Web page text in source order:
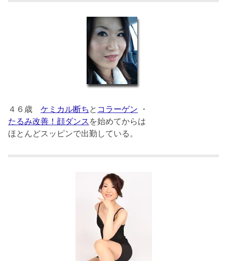
４６歳 ケミカル断ち と コラーゲン ・
たるみ改善！顔ダンス を始めてからは
ほとんどスッピンで出勤している。